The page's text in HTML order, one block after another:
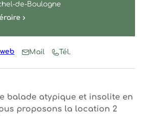
balade atypique et insolite en
proposons la location 2
de-Boulogne
Mail Tél.